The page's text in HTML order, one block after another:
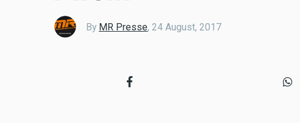
By MR Presse, 24 August, 2017